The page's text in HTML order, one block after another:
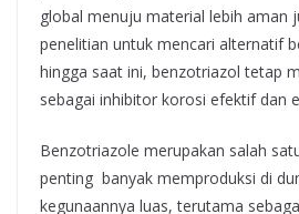
global menuju material lebih aman
penelitian untuk mencari alternatif
hingga saat ini, benzotriazol tetap
sebagai inhibitor korosi efektif dan
Benzotriazole merupakan salah
penting banyak memproduksi di
kegunaannya luas, terutama